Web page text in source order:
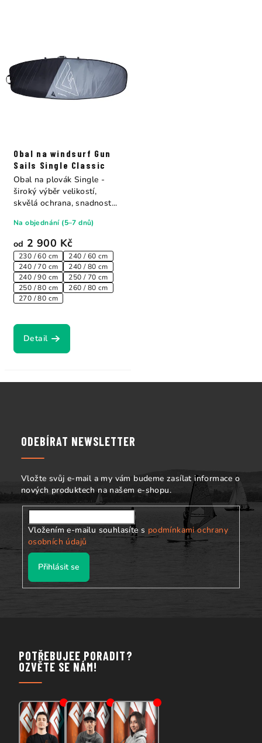
Obal na windsurf Gun
Sails Single Classic
od 2 900 Kč
230 / 60 cm
240 / 60 cm
240 / 70 cm
240 / 80 cm
240 / 90 cm
250 / 70 cm
250 / 80 cm
260 / 80 cm
270 / 80 cm
Na objednání (5–7 dnů)
Detail
Obal na plovák Single -
široký výběr velikostí,
skvělá ochrana, snadnost...
ODEBÍRAT NEWSLETTER
Vložte svůj e-mail a my vám budeme zasílat informace o
nových produktech na našem e-shopu.
Vložením e-mailu souhlasíte s podmínkami ochrany
osobních údajů
Přihlásit se
POTŘEBUJEE PORADIT?
OZVĚTE SE NÁM!